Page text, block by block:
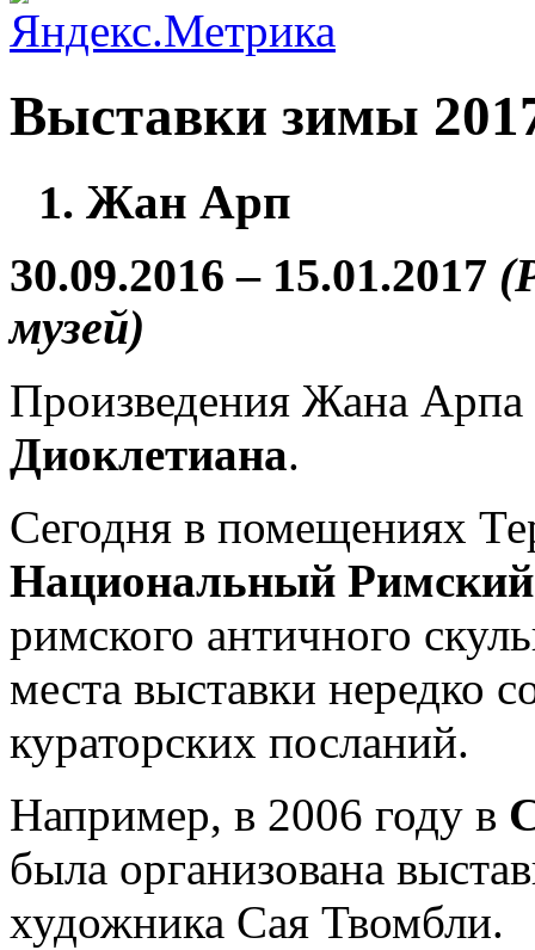
Выставки зимы
1. Жан Арп
30.09.2016 – 15.01.2017
музей)
Произведения Жана
Диоклетиана.
Сегодня в помещениях
Национальный
римского античного
места выставки нередко
кураторских посланий.
Например, в 2006 году в
была организована
художника Сая Твомбли.